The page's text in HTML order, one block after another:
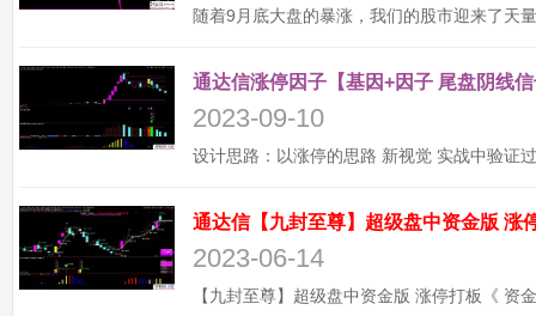
通达信涨停因子【基因+因子 尾盘阴线
2023-09-10
2023-06-14